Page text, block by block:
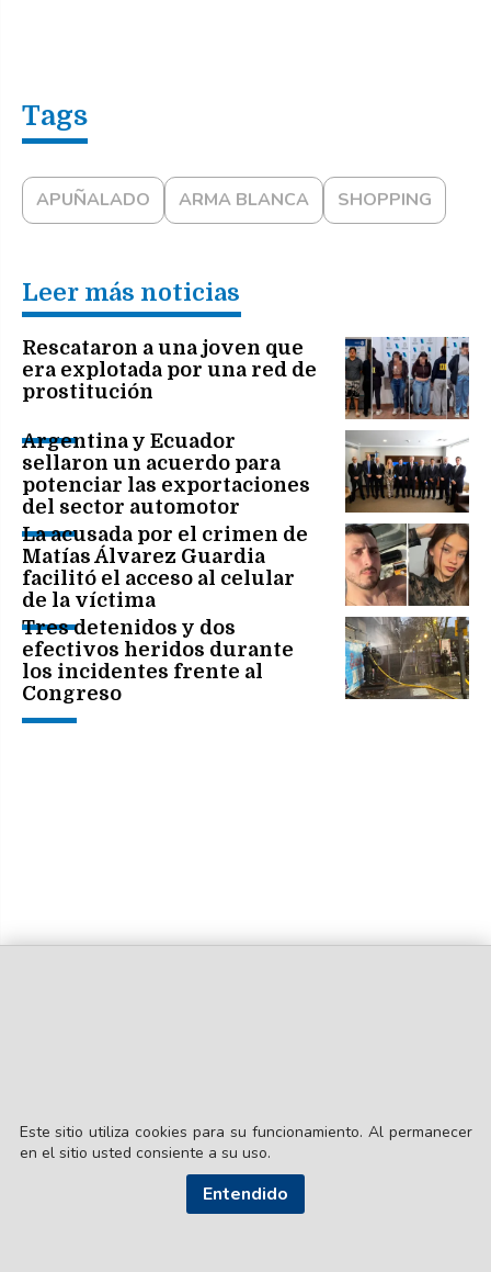
APUÑALADO ARMA BLANCA SHOPPING
Leer más noticias
Rescataron a una joven que
era explotada por una red de
prostitución
Argentina y Ecuador
sellaron un acuerdo para
potenciar las exportaciones
del sector automotor
La acusada por el crimen de
Matías Álvarez Guardia
facilitó el acceso al celular
de la víctima
Tres detenidos y dos
efectivos heridos durante
los incidentes frente al
Congreso
Director Editorial: Lic. Gustavo Eduardo Ick
Este sitio utiliza cookies para su funcionamiento. Al permanecer
en el sitio usted consiente a su uso.
Entendido